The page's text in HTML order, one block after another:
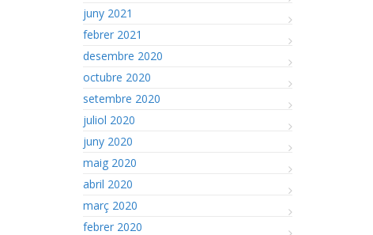
juny 2021
febrer 2021
desembre 2020
octubre 2020
setembre 2020
juliol 2020
juny 2020
maig 2020
abril 2020
març 2020
febrer 2020